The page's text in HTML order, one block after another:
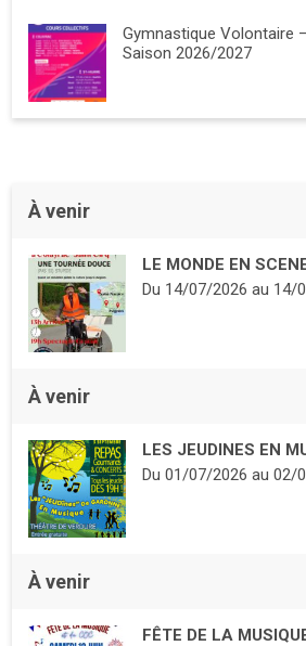
Gymnastique Volontaire
Saison 2026/2027
À venir
LE MONDE EN
Du 14/07/2026au 14/
À venir
LES JEUDINES EN
Du 01/07/2026au 02/
À venir
FÊTE DE LA